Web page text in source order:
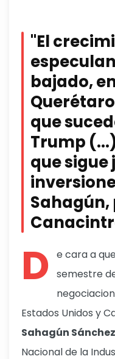
"El
bajado,
que
Trump
que
Sahagún,
D e cara a
semestre
Estados Unidos y
Sahagún Sánchez
Nacional de la